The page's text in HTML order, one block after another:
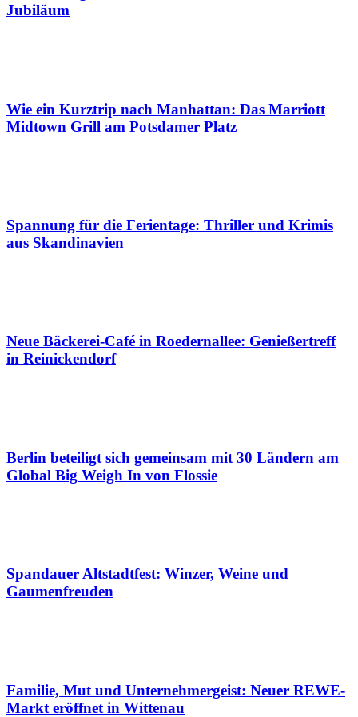
Jubiläum
Wie ein Kurztrip nach Manhattan: Das Marriott
Midtown Grill am Potsdamer Platz
Spannung für die Ferientage: Thriller und Krimis
aus Skandinavien
Neue Bäckerei-Café in Roedernallee: Genießertreff
in Reinickendorf
Berlin beteiligt sich gemeinsam mit 30 Ländern am
Global Big Weigh In von Flossie
Spandauer Altstadtfest: Winzer, Weine und
Gaumenfreuden
Familie, Mut und Unternehmergeist: Neuer REWE-
Markt eröffnet in Wittenau